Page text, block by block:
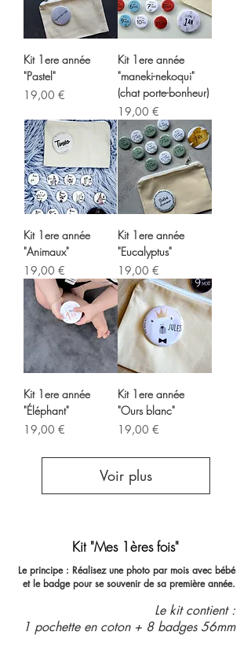
Kit 1ere année
"Pastel"
Prix
19,00 €
Kit 1ere année
"maneki-nekoqui"
(chat porte-bonheur)
Prix
19,00 €
Kit 1ere année
"Animaux"
Prix
19,00 €
Kit 1ere année
"Eucalyptus"
Prix
19,00 €
Kit 1ere année
"Éléphant"
Prix
19,00 €
Kit 1ere année
"Ours blanc"
Prix
19,00 €
Voir plus
Kit "Mes 1ères fois"
Le principe : Réalisez une photo par mois avec bébé
et le badge pour se souvenir de sa première année.
Le kit contient :
1 pochette en coton + 8 badges 56mm